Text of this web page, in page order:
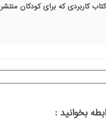
کاربردی که برای کودکان منتشر
بخوانید :